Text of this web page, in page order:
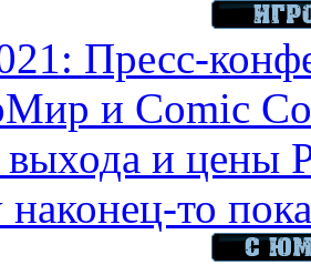
Пресс-
и Comic
выхода и цены
наконец-то